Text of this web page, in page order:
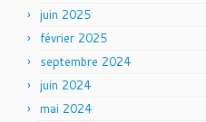
juin 2025
février 2025
septembre 2024
juin 2024
mai 2024